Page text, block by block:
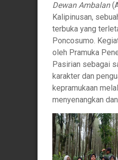
Dewan Ambalan
Kalipinusan,
terbuka yang
Poncosumo.
oleh Pramuka
Pasirian sebagai
karakter dan
kepramukaan
menyenangkan